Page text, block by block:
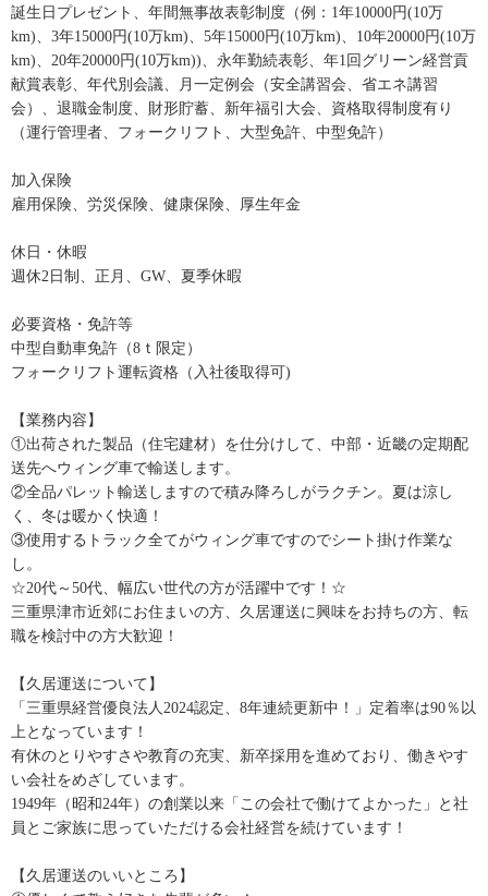
誕生日プレゼント、年間無事故表彰制度（例：1年10000円(10万
km)、3年15000円(10万km)、5年15000円(10万km)、10年20000円(10万
km)、20年20000円(10万km))、永年勤続表彰、年1回グリーン経営貢
献賞表彰、年代別会議、月一定例会（安全講習会、省エネ講習
会）、退職金制度、財形貯蓄、新年福引大会、資格取得制度有り
（運行管理者、フォークリフト、大型免許、中型免許）
加入保険
雇用保険、労災保険、健康保険、厚生年金
休日・休暇
週休2日制、正月、GW、夏季休暇
必要資格・免許等
中型自動車免許（8ｔ限定）
フォークリフト運転資格（入社後取得可)
【業務内容】
①出荷された製品（住宅建材）を仕分けして、中部・近畿の定期配
送先へウィング車で輸送します。
②全品パレット輸送しますので積み降ろしがラクチン。夏は涼し
く、冬は暖かく快適！
③使用するトラック全てがウィング車ですのでシート掛け作業な
し。
☆20代～50代、幅広い世代の方が活躍中です！☆
三重県津市近郊にお住まいの方、久居運送に興味をお持ちの方、転
職を検討中の方大歓迎！
【久居運送について】
「三重県経営優良法人2024認定、8年連続更新中！」定着率は90％以
上となっています！
有休のとりやすさや教育の充実、新卒採用を進めており、働きやす
い会社をめざしています。
1949年（昭和24年）の創業以来「この会社で働けてよかった」と社
員とご家族に思っていただける会社経営を続けています！
【久居運送のいいところ】